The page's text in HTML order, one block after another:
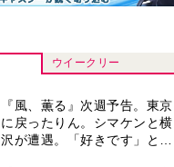
自分の気持ちを自覚するよう
変なほうを選ぶ。いつかは大
河の主演に」『風、薫る』で
井上祐貴『風、薫る』ではク
セ強の記者・横沢役「陽気な
イタリア人のようにと言われ